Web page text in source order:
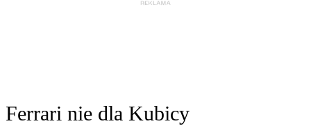
Ferrari nie dla Kubicy